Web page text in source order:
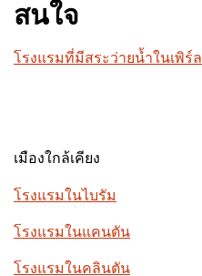
สนใจ
โรงแรมที่มีสระว่ายน้ำในเพิร์ล
เมืองใกล้เคียง
โรงแรมในไบรัม
โรงแรมในแคนตัน
โรงแรมในคลินตัน